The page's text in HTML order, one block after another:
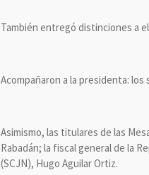
También entregó distinciones a
Acompañaron a la presidenta:
Asimismo, las titulares de las
Rabadán; la fiscal general de la
(SCJN), Hugo Aguilar Ortiz.